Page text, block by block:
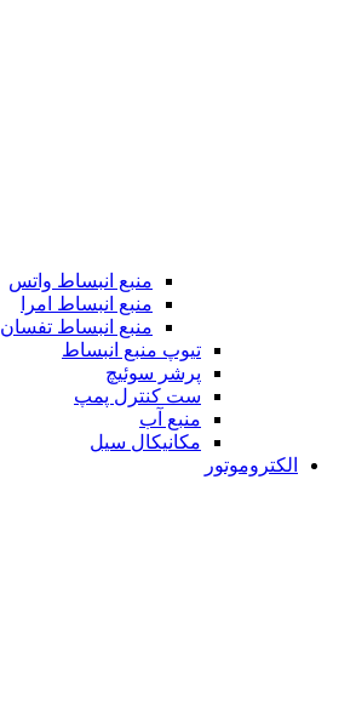
منبع انبساط واتس
منبع انبساط امرا
منبع انبساط تفسان
تیوپ منبع انبساط
پرشر سوئیچ
ست کنترل پمپ
منبع آب
مکانیکال سیل
الکتروموتور